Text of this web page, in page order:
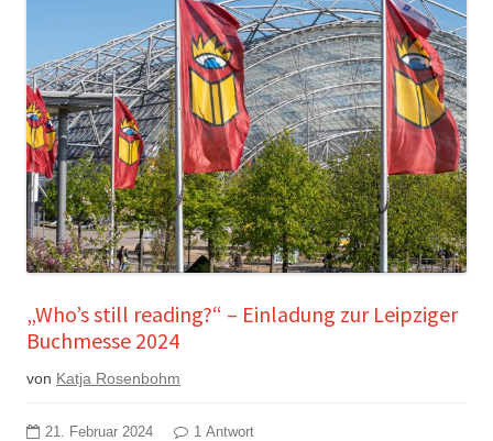
„Who’s still reading?“ – Einladung zur Leipziger
Buchmesse 2024
von Katja Rosenbohm
21. Februar 2024 1 Antwort